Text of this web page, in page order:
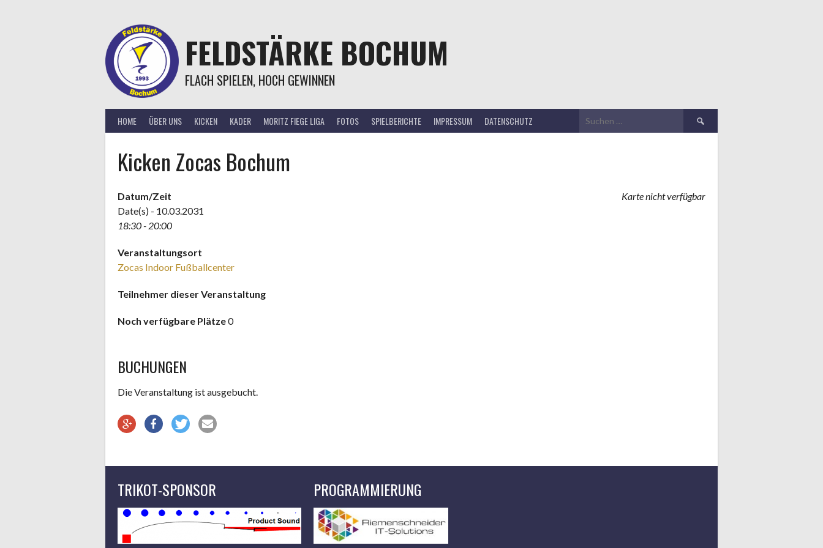
FELDSTÄRKE BOCHUM
FLACH SPIELEN, HOCH GEWINNEN
HOME ÜBER UNS KICKEN KADER MORITZ FIEGE LIGA FOTOS SPIELBERICHTE IMPRESSUM DATENSCHUTZ
Suchen
nach:
Kicken Zocas Bochum
Karte nicht verfügbar
Datum/Zeit
Date(s) - 10.03.2031
18:30 - 20:00
Veranstaltungsort
Zocas Indoor Fußballcenter
Teilnehmer dieser Veranstaltung
Noch verfügbare Plätze0
BUCHUNGEN
Die Veranstaltung ist ausgebucht.
TRIKOT-SPONSOR PROGRAMMIERUNG